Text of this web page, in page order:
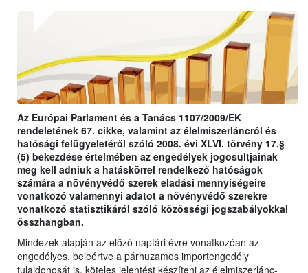
Az Európai Parlament és a Tanács 1107/2009/EK
rendeletének 67. cikke, valamint az élelmiszerláncról és
hatósági felügyeletéről szóló 2008. évi XLVI. törvény 17.§
(5) bekezdése értelmében az engedélyek jogosultjainak
meg kell adniuk a hatáskörrel rendelkező hatóságok
számára a növényvédő szerek eladási mennyiségeire
vonatkozó valamennyi adatot a növényvédő szerekre
vonatkozó statisztikáról szóló közösségi jogszabályokkal
összhangban.
Mindezek alapján az előző naptári évre vonatkozóan az
engedélyes, beleértve a párhuzamos importengedély
tulajdonosát is, köteles jelentést készíteni az élelmiszerlánc-